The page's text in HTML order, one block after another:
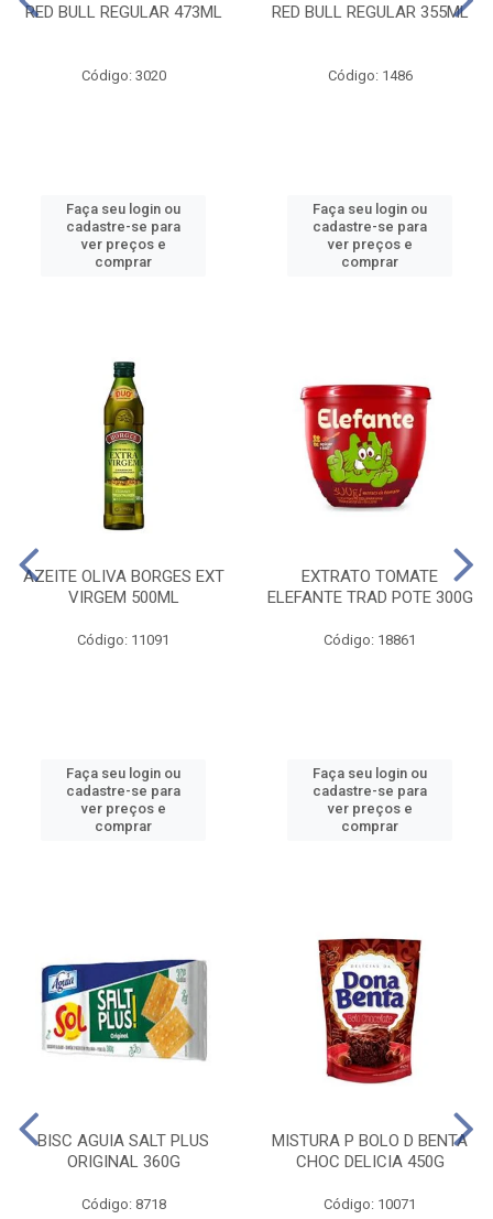
RED BULL REGULAR 473ML
Código: 3020
Faça seu login ou
cadastre-se para
ver preços e
comprar
RED BULL REGULAR 355ML
Código: 1486
Faça seu login ou
cadastre-se para
ver preços e
comprar
AZEITE OLIVA BORGES EXT
VIRGEM 500ML
Código: 11091
Faça seu login ou
cadastre-se para
ver preços e
comprar
EXTRATO TOMATE
ELEFANTE TRAD POTE 300G
Código: 18861
Faça seu login ou
cadastre-se para
ver preços e
comprar
BISC AGUIA SALT PLUS
ORIGINAL 360G
Código: 8718
MISTURA P BOLO D BENTA
CHOC DELICIA 450G
Código: 10071